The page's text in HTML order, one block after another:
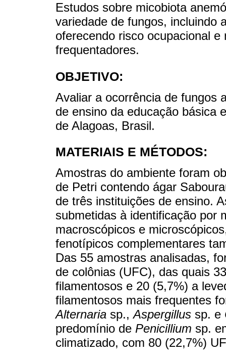
Estudos sobre micobiota
variedade de fungos, incluindo
oferecendo risco ocupacional
frequentadores.
OBJETIVO:
Avaliar a ocorrência de fungos
de ensino da educação básica
de Alagoas, Brasil.
MATERIAIS E MÉTODOS:
Amostras do ambiente foram
de Petri contendo ágar
de três instituições de ensino.
submetidas à identificação por
macroscópicos e
fenotípicos complementares
Das 55 amostras analisadas,
de colônias (UFC), das quais
filamentosos e 20 (5,7%) a
filamentosos mais frequentes
Alternaria sp.,Aspergillus sp. e
predomínio de Penicillium sp.
climatizado, com 80 (22,7%)